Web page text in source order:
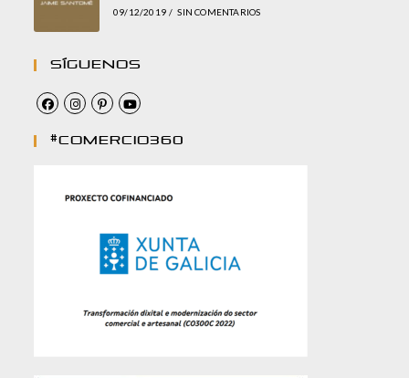
09/12/2019 / SIN COMENTARIOS
Síguenos
#comercio360